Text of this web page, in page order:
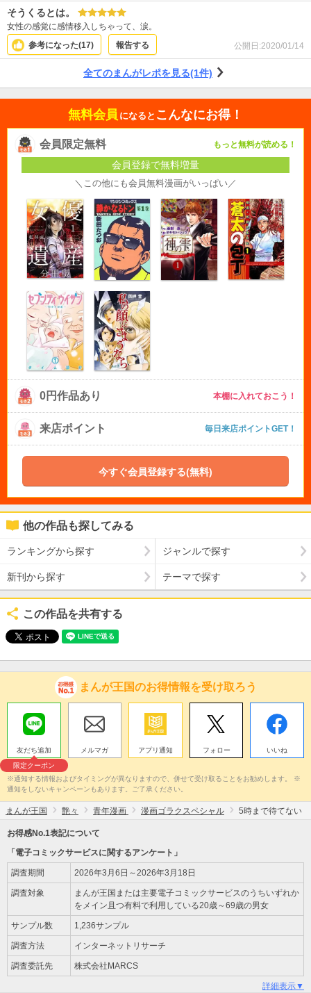
そうくるとは。
女性の感覚に感情移入しちゃって、涙。
参考になった(17) 報告する 公開日:2020/01/14
全てのまんがレポを見る(1件)
無料会員 になると こんなにお得！
会員限定無料 もっと無料が読める！
会員登録で無料増量
＼この他にも会員無料漫画がいっぱい／
0円作品あり 本棚に入れておこう！
来店ポイント 毎日来店ポイントGET！
今すぐ会員登録する(無料)
他の作品も探してみる
ランキングから探す ジャンルで探す
新刊から探す テーマで探す
この作品を共有する
まんが王国のお得情報を受け取ろう
友だち追加
限定クーポン
メルマガ アプリ通知 フォロー いいね
※通知する情報およびタイミングが異なりますので、併せて受け取ることをお勧めします。 ※
通知をしないキャンペーンもあります。ご了承ください。
まんが王国 艶々 青年漫画 漫画ゴラクスペシャル 5時まで待てない
お得感No.1表記について
「電子コミックサービスに関するアンケート」
調査期間 2026年3月6日～2026年3月18日
調査対象
まんが王国または主要電子コミックサービスのうちいずれか
をメイン且つ有料で利用している20歳～69歳の男女
サンプル数 1,236サンプル
調査方法 インターネットリサーチ
調査委託先 株式会社MARCS
詳細表示▼